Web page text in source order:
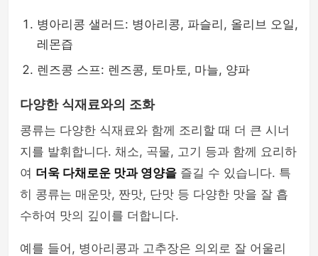
병아리콩 샐러드: 병아리콩, 파슬리, 올리브 오일,
레몬즙
렌즈콩 스프: 렌즈콩, 토마토, 마늘, 양파
다양한 식재료와의 조화
콩류는 다양한 식재료와 함께 조리할 때 더 큰 시너
지를 발휘합니다. 채소, 곡물, 고기 등과 함께 요리하
여 더욱 다채로운 맛과 영양을 즐길 수 있습니다. 특
히 콩류는 매운맛, 짠맛, 단맛 등 다양한 맛을 잘 흡
수하여 맛의 깊이를 더합니다.
예를 들어, 병아리콩과 고추장은 의외로 잘 어울리